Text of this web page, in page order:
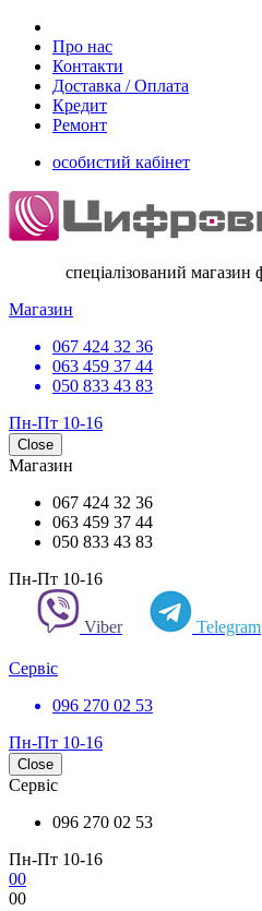
Про нас
Контакти
Доставка / Оплата
Кредит
Ремонт
особистий кабінет
спеціалізований магазин
Магазин
067 424 32 36
063 459 37 44
050 833 43 83
Пн-Пт 10-16
Close
Магазин
067 424 32 36
063 459 37 44
050 833 43 83
Пн-Пт 10-16
Viber Telegram
Сервіс
096 270 02 53
Пн-Пт 10-16
Close
Сервіс
096 270 02 53
Пн-Пт 10-16
00
00